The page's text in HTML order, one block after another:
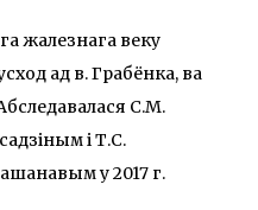
жалезнага веку
ад в. Грабёнка, ва
С.М.
і Т.С.
у 2017 г.